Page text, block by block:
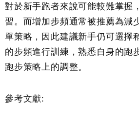
對於新手跑者來說可能較難掌握
習。而增加步頻通常被推薦為減
單策略，因此建議新手仍可選擇
的步頻進行訓練，熟悉自身的跑
跑步策略上的調整。
參考文獻: